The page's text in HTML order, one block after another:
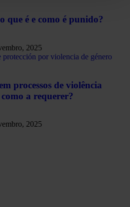
que é e como é punido?
2025
processos de violência
a requerer?
2025